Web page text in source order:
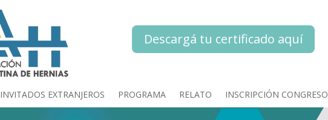
Descargá tu certificado aquí
INVITADOS EXTRANJEROS PROGRAMA RELATO INSCRIPCIÓN CONGRESO